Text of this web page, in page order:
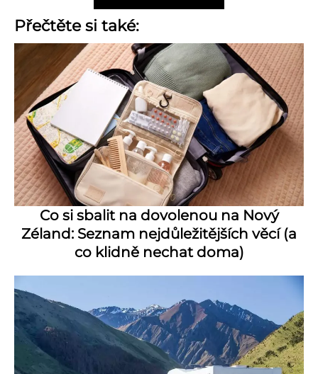
Přečtěte si také:
Co si sbalit na dovolenou na Nový
Zéland: Seznam nejdůležitějších věcí (a
co klidně nechat doma)